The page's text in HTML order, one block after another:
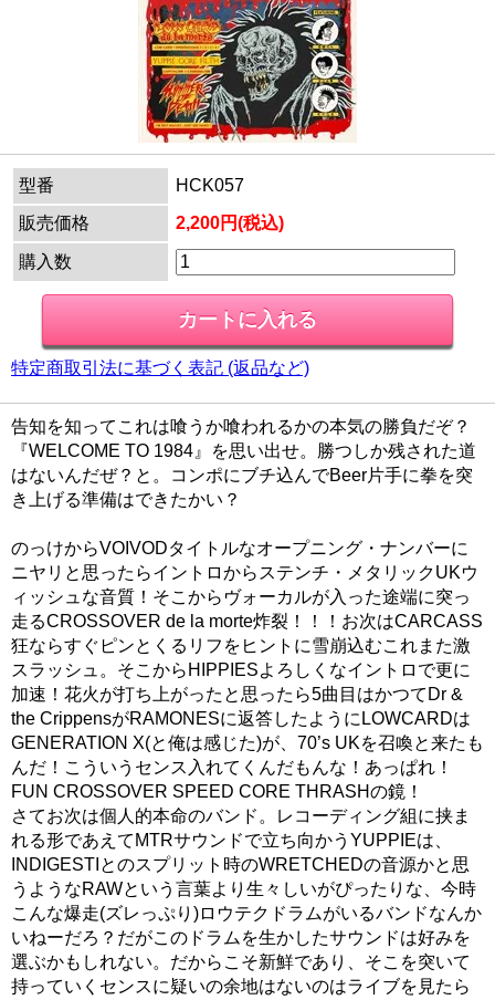
型番
HCK057
販売価格
2,200円(税込)
購入数
特定商取引法に基づく表記 (返品など)
告知を知ってこれは喰うか喰われるかの本気の勝負だぞ？
『WELCOME TO 1984』を思い出せ。勝つしか残された道
はないんだぜ？と。コンポにブチ込んでBeer片手に拳を突
き上げる準備はできたかい？
のっけからVOIVODタイトルなオープニング・ナンバーに
ニヤリと思ったらイントロからステンチ・メタリックUKウ
ィッシュな音質！そこからヴォーカルが入った途端に突っ
走るCROSSOVER de la morte炸裂！！！お次はCARCASS
狂ならすぐピンとくるリフをヒントに雪崩込むこれまた激
スラッシュ。そこからHIPPIESよろしくなイントロで更に
加速！花火が打ち上がったと思ったら5曲目はかつてDr &
the CrippensがRAMONESに返答したようにLOWCARDは
GENERATION X(と俺は感じた)が、70’s UKを召喚と来たも
んだ！こういうセンス入れてくんだもんな！あっぱれ！
FUN CROSSOVER SPEED CORE THRASHの鏡！
さてお次は個人的本命のバンド。レコーディング組に挟ま
れる形であえてMTRサウンドで立ち向かうYUPPIEは、
INDIGESTIとのスプリット時のWRETCHEDの音源かと思
うようなRAWという言葉より生々しいがぴったりな、今時
こんな爆走(ズレっぷり)ロウテクドラムがいるバンドなんか
いねーだろ？だがこのドラムを生かしたサウンドは好みを
選ぶかもしれない。だからこそ新鮮であり、そこを突いて
持っていくセンスに疑いの余地はないのはライブを見たら